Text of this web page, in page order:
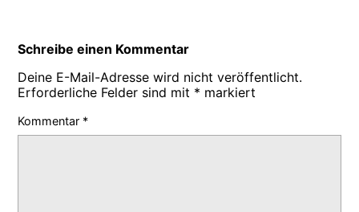
Schreibe einen Kommentar
Deine E-Mail-Adresse wird nicht veröffentlicht.
Erforderliche Felder sind mit * markiert
Kommentar *